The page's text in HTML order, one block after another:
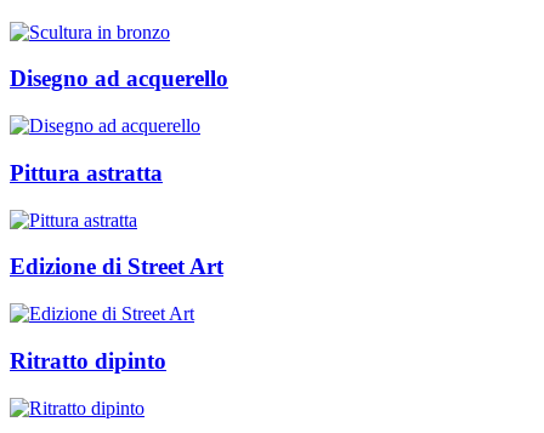
Disegno ad acquerello
Pittura astratta
Edizione di Street Art
Ritratto dipinto